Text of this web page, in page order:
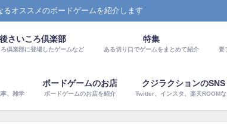
オススメのボードゲームを紹介します
さいころ倶楽部
倶楽部に登場したゲームなど
特集
ある切り口でゲームをまとめて紹介 要
、雑学
ボードゲームのお店
ボードゲームのお店を紹介
クジラクションのSNS
Twitter、インスタ、楽天ROOM